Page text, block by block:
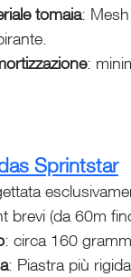
tomaia:
:
Sprintstar
brevi (da 60m
: circa 160
: Piastra più